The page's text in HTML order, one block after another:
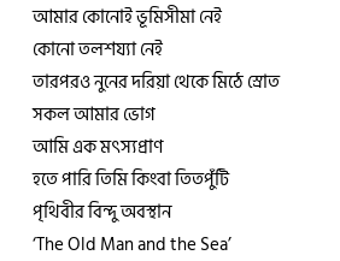
আমার কোনোই ভূমিসীমা নেই
কোনো তলশয্যা নেই
তারপরও নুনের দরিয়া থেকে মিঠে স্রোত
সকল আমার ভোগ
আমি এক মৎস্যপ্রাণ
হতে পারি তিমি কিংবা তিতপুঁটি
পৃথিবীর বিন্দু অবস্থান
‘The Old Man and the Sea’